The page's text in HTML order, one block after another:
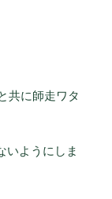
共に師走ワタ
いようにしま